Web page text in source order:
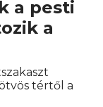
a pesti
a
tértől a